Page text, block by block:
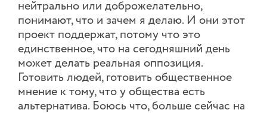
нейтрально или доброжелательно,
понимают, что и зачем я делаю. И они этот
проект поддержат, потому что это
единственное, что на сегодняшний день
может делать реальная оппозиция.
Готовить людей, готовить общественное
мнение к тому, что у общества есть
альтернатива. Боюсь что, больше сейчас на